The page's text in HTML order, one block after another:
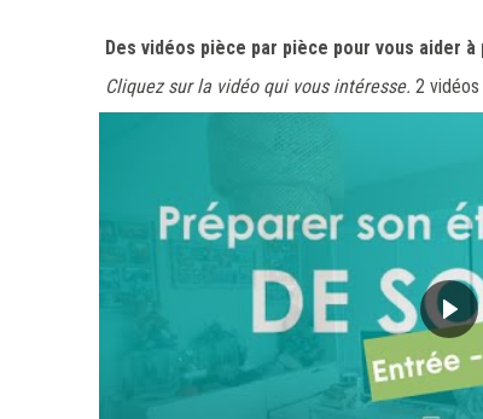
Des vidéos pièce par pièce pour vous aider
Cliquez sur la vidéo qui vous intéresse. 2